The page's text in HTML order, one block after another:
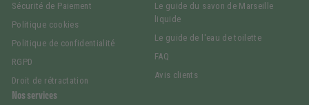
Sécurité de Paiement
Politique cookies
Politique de confidentialité
RGPD
Droit de rétractation
Le guide du savon de Marseille
liquide
Le guide de l'eau de toilette
FAQ
Avis clients
Nos services